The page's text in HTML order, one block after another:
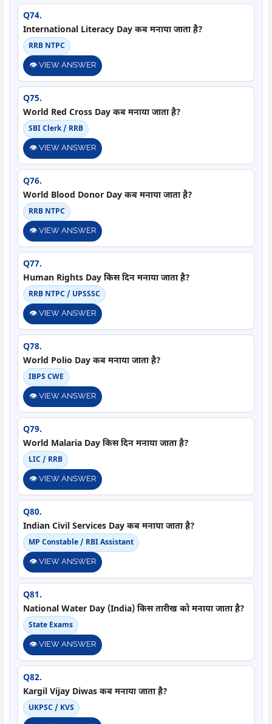
Q74.
International Literacy Day कब मनाया जाता है?
RRB NTPC
👁️ VIEW ANSWER
Q75.
World Red Cross Day कब मनाया जाता है?
SBI Clerk / RRB
👁️ VIEW ANSWER
Q76.
World Blood Donor Day कब मनाया जाता है?
RRB NTPC
👁️ VIEW ANSWER
Q77.
Human Rights Day किस दिन मनाया जाता है?
RRB NTPC / UPSSSC
👁️ VIEW ANSWER
Q78.
World Polio Day कब मनाया जाता है?
IBPS CWE
👁️ VIEW ANSWER
Q79.
World Malaria Day किस दिन मनाया जाता है?
LIC / RRB
👁️ VIEW ANSWER
Q80.
Indian Civil Services Day कब मनाया जाता है?
MP Constable / RBI Assistant
👁️ VIEW ANSWER
Q81.
National Water Day (India) किस तारीख को मनाया जाता है?
State Exams
👁️ VIEW ANSWER
Q82.
Kargil Vijay Diwas कब मनाया जाता है?
UKPSC / KVS